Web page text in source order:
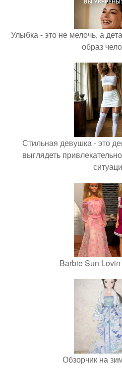
Улыбка - это не мелочь, а
образ
Стильная девушка - это
выглядеть
Barbie Sun
Обзорчик на